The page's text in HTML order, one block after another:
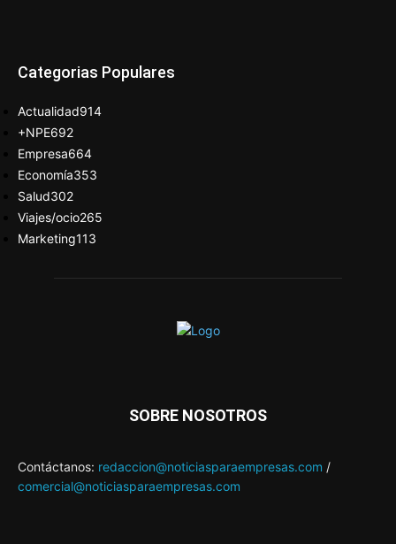
Categorias Populares
Actualidad914
+NPE692
Empresa664
Economía353
Salud302
Viajes/ocio265
Marketing113
SOBRE NOSOTROS
Contáctanos: redaccion@noticiasparaempresas.com /
comercial@noticiasparaempresas.com